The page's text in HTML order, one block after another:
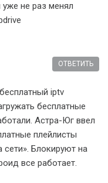
не раз менял
iptv
бесплатные
Астра-Юг ввел
плейлисты
сети». Блокируют на
все работает.
ОТВЕТИТЬ